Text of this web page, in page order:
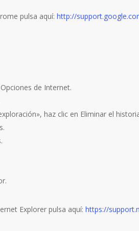
pulsa aquí:http://
de Internet.
haz clic en Eliminar el
Explorer pulsa aquí:https://